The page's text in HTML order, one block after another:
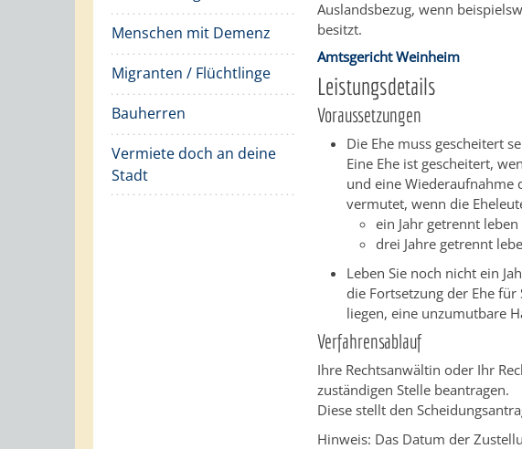
Menschen mit Demenz
Migranten / Flüchtlinge
Bauherren
Vermiete doch an deine
Stadt
Auslandsbezug, wenn
besitzt.
Amtsgericht Weinheim
Leistungsdetails
Voraussetzungen
Die Ehe muss gescheitert
Eine Ehe ist gescheitert,
und eine Wiederaufnahme
vermutet, wenn die
ein Jahr getrennt
drei Jahre getrennt
Leben Sie noch nicht ein
die Fortsetzung der Ehe
liegen, eine unzumutbare
Verfahrensablauf
Ihre Rechtsanwältin oder Ihr
zuständigen Stelle beantragen.
Diese stellt den
Hinweis: Das Datum der